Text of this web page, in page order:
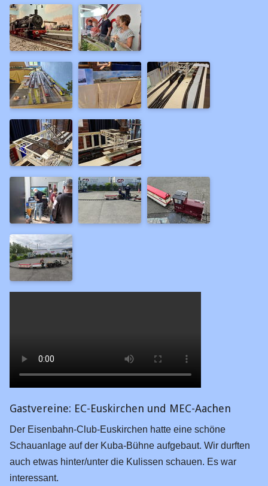
2011
2010
2008
2007
2006
2004
Ältere
Filme
Forum
Links
Vorbild
Clubs
Gastvereine: EC-Euskirchen und MEC-Aachen
Der Eisenbahn-Club-Euskirchen hatte eine schöne
Schauanlage auf der Kuba-Bühne aufgebaut. Wir durften
auch etwas hinter/unter die Kulissen schauen. Es war
interessant.